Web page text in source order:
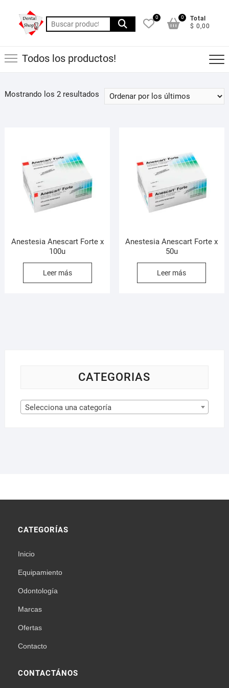
contenido
Buscar
por:
0
Total
$ 0,00
0
Todos los productos!
Mostrando los 2 resultadosOrdenado
por
Anestesia Anescart Forte x
100u
Leer más
Anestesia Anescart Forte x
50u
Leer más
CATEGORIAS
Selecciona una categoría
CATEGORÍAS
Inicio
Equipamiento
Odontología
Marcas
Ofertas
Contacto
CONTACTÁNOS